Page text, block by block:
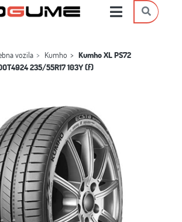
vozila Kumho
Kumho XL PS72
235/55R17 103Y (f)